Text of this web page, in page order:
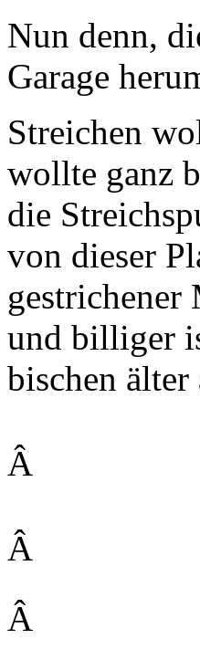
Nun denn,
Garage
Streichen
wollte ganz
die
von dieser
gestrichener
und billiger
bischen älter
Â
Â
Â